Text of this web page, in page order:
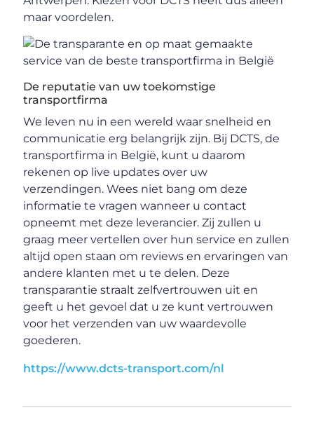
maar voordelen.
De reputatie van uw toekomstige
transportfirma
We leven nu in een wereld waar snelheid en
communicatie erg belangrijk zijn. Bij DCTS, de
transportfirma in België, kunt u daarom
rekenen op live updates over uw
verzendingen. Wees niet bang om deze
informatie te vragen wanneer u contact
opneemt met deze leverancier. Zij zullen u
graag meer vertellen over hun service en zullen
altijd open staan om reviews en ervaringen van
andere klanten met u te delen. Deze
transparantie straalt zelfvertrouwen uit en
geeft u het gevoel dat u ze kunt vertrouwen
voor het verzenden van uw waardevolle
goederen.
https://www.dcts-transport.com/nl